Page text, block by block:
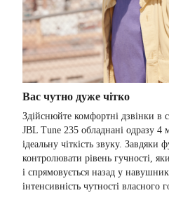
Вас чутно дуже чітко
Здійснюйте комфортні дзвінки
JBL Tune 235 обладнані одразу
ідеальну чіткість звуку.
контролювати рівень гучності,
і спрямовується назад у
інтенсивність чутності власного